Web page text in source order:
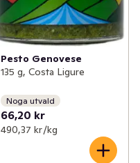
Pesto Genovese
135 g, Costa Ligure
Noga utvald
66,20 kr
490,37 kr /kg